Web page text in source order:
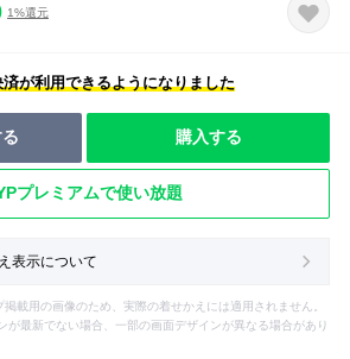
1%還元
が利用できるようになりました
購入する
プレミアムで使い放題
表示について
載用の画像のため、実際の着せかえには適用されません。
が最新でない場合、一部の画面デザインが異なる場合があり